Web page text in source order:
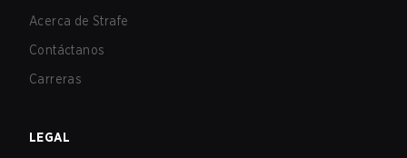
Acerca de Strafe
Contáctanos
Carreras
LEGAL